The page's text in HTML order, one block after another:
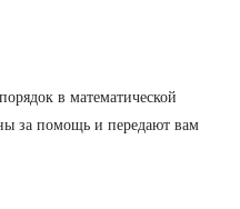
в математической
за помощь и передают вам